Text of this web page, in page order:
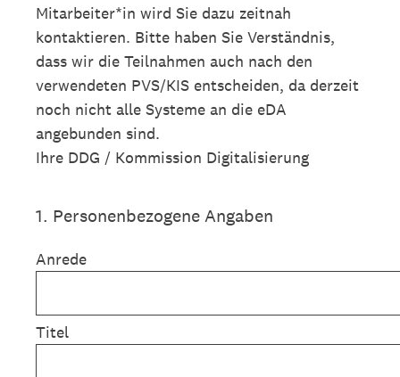
Mitarbeiter*in wird Sie dazu zeitnah
kontaktieren. Bitte haben Sie Verständnis,
dass wir die Teilnahmen auch nach den
verwendeten PVS/KIS entscheiden, da derzeit
noch nicht alle Systeme an die eDA
angebunden sind.
Ihre DDG / Kommission Digitalisierung
1. Personenbezogene Angaben
Anrede
Titel